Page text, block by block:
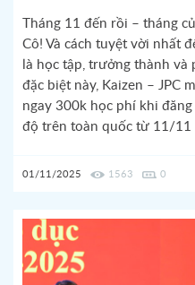
Tháng 11 đến rồi – tháng
Cô! Và cách tuyệt vời nhất
là học tập, trưởng thành
đặc biệt này, Kaizen – JPC
ngay 300k học phí khi
độ trên toàn quốc từ 11/
01/11/2025 1563 0